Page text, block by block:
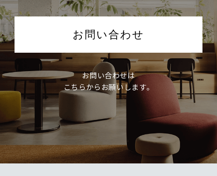
お問い合わせ
お問い合わせは
こちらからお願いします。